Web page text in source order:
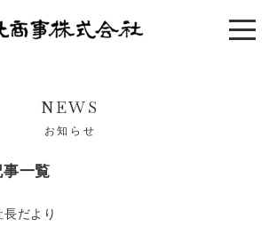
NEWS
お知らせ
一覧
長だより